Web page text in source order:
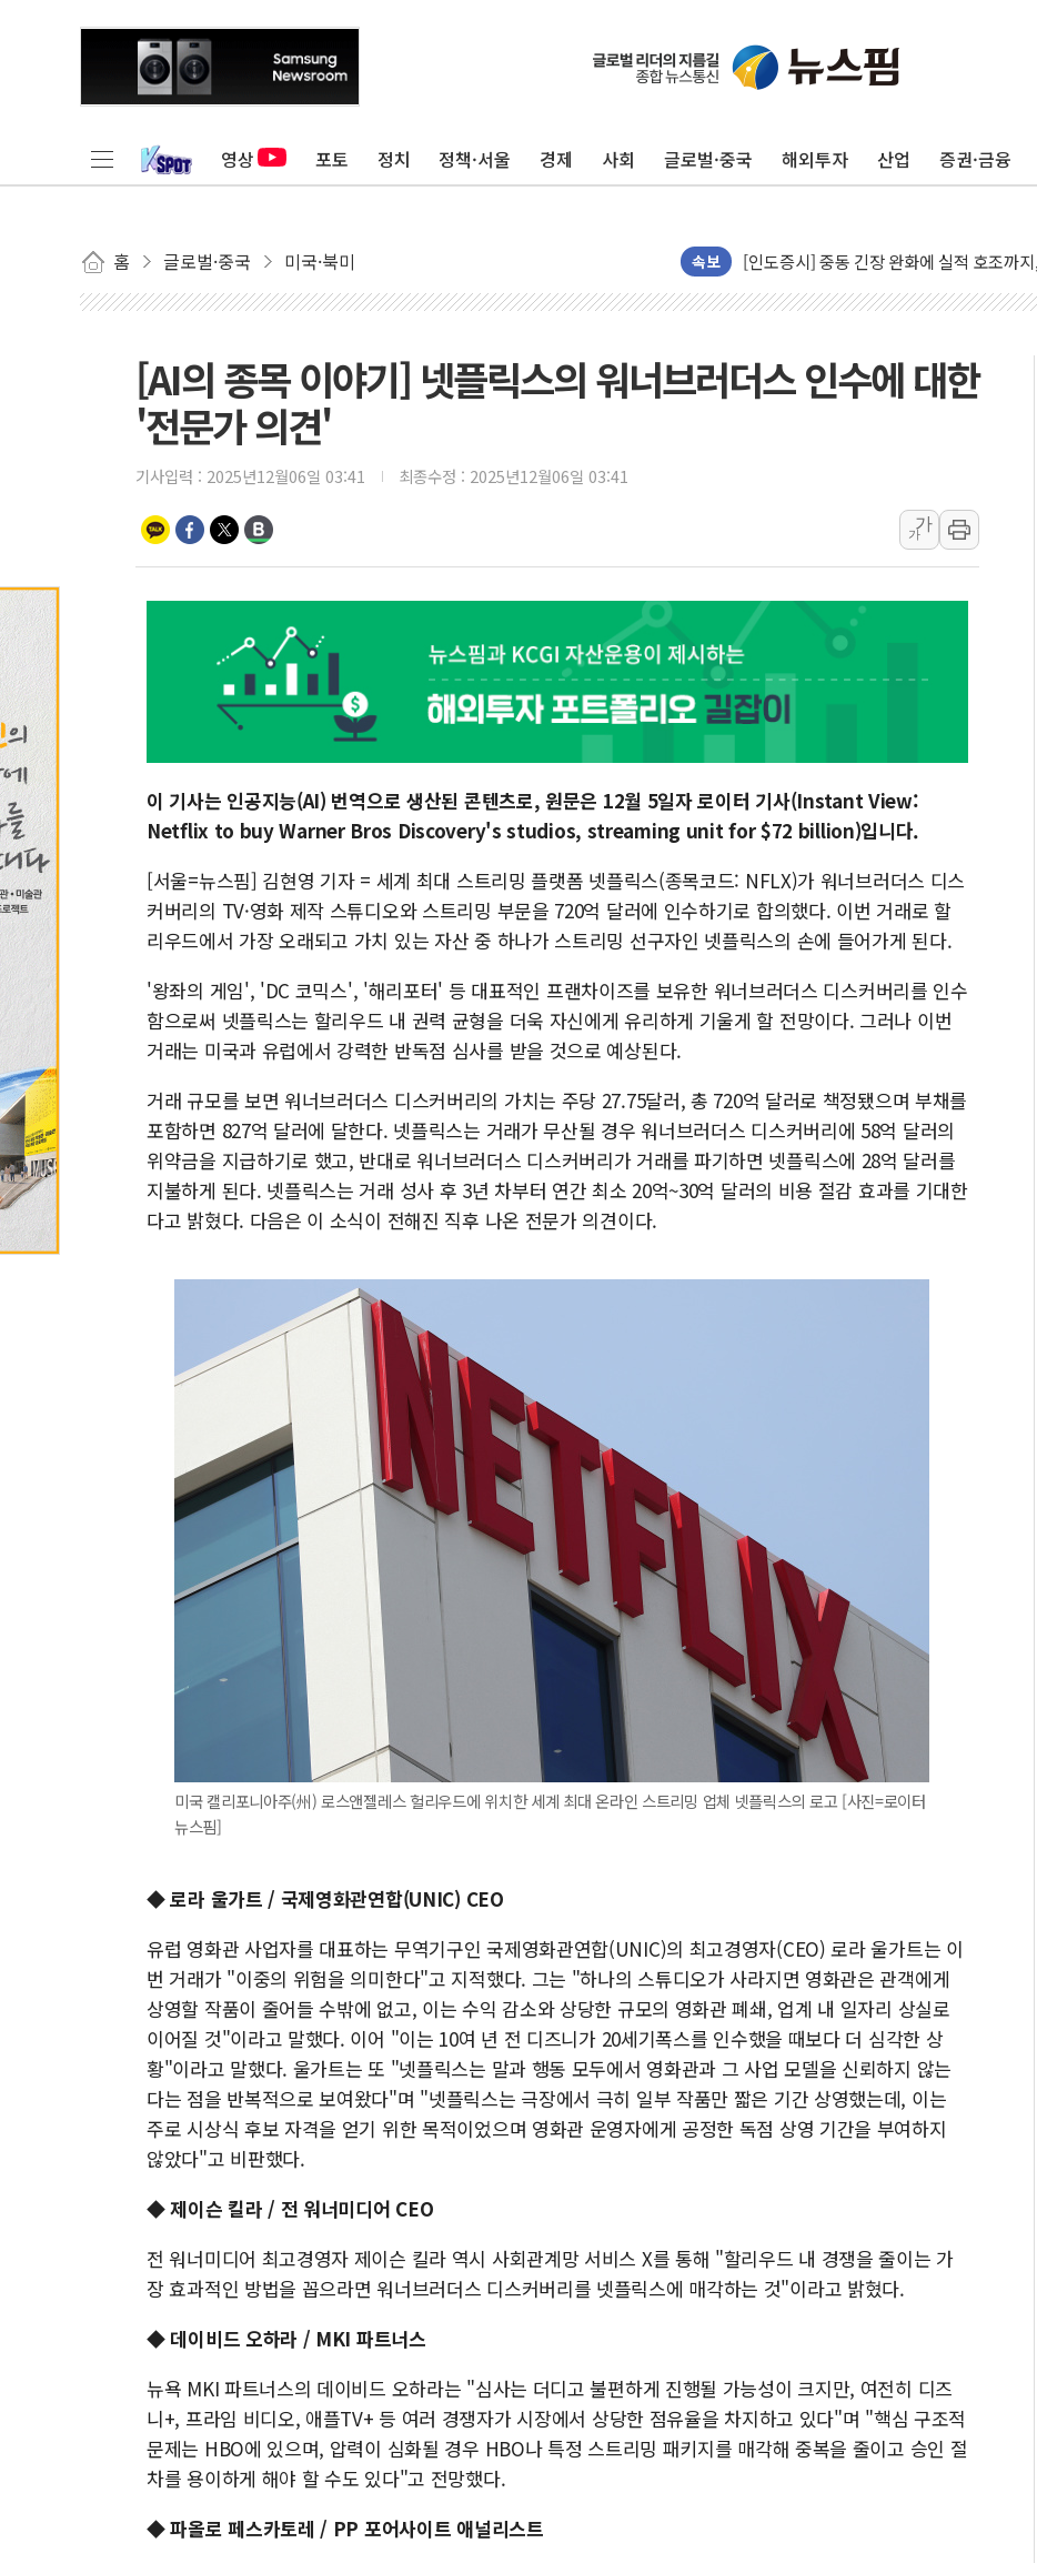
영상 포토 정치 정책·서울 경제 사회 글로벌·중국 해외투자 산업 증권·금융
홈 글로벌·중국 미국·북미 속보
구광모, 내주 실리콘밸리서 젠슨 황 재회…
뉴욕증시 개장 전 특징주...모더나·아이
뉴욕증시 프리뷰, 미 주가선물 AI주 차익
청와대, 북한 단거리 탄도미사일 발사에 긴
[인도증시] 중동 긴장 완화에 실적 호조까
러, 1인칭시점 드론으로 우크라 민간인 '
'월가의 황제' 다이먼 "금융시장 레버리지
양주 섬유염색공장서 화재 1명 중상…대응
김정관 산업부 장관 "주 52시간 손봐야,
해군 1함대 창설 80주년…지역과 함께하
[3보] 북, 원산서 동해로 단거리 탄도미사
우크라 드론 전술, 중남미 콜롬비아에 새
동해해경, 독도 해상서 부유물 감긴 어선 구조
주한미군 "오산기지 누출, 백린 아닌 무해
구미 폐염산처리업체서 불 2시간30여분만
해군과 함께하는 '불금전파, 송정' 시즌2
강원도 폭염특보 11일째…온열질환·가축
[AI의 종목 이야기] 넷플릭스의 워너브러더스 인수에 대한
'전문가 의견'
기사입력 : 2025년12월06일 03:41 최종수정 : 2025년12월06일 03:41
가
가
이 기사는 인공지능(AI) 번역으로 생산된 콘텐츠로, 원문은 12월 5일자 로이터 기사(Instant View:
Netflix to buy Warner Bros Discovery's studios, streaming unit for $72 billion)입니다.
[서울=뉴스핌] 김현영 기자 = 세계 최대 스트리밍 플랫폼 넷플릭스(종목코드: NFLX)가 워너브러더스 디스
커버리의 TV·영화 제작 스튜디오와 스트리밍 부문을 720억 달러에 인수하기로 합의했다. 이번 거래로 할
리우드에서 가장 오래되고 가치 있는 자산 중 하나가 스트리밍 선구자인 넷플릭스의 손에 들어가게 된다.
'왕좌의 게임', 'DC 코믹스', '해리포터' 등 대표적인 프랜차이즈를 보유한 워너브러더스 디스커버리를 인수
함으로써 넷플릭스는 할리우드 내 권력 균형을 더욱 자신에게 유리하게 기울게 할 전망이다. 그러나 이번
거래는 미국과 유럽에서 강력한 반독점 심사를 받을 것으로 예상된다.
거래 규모를 보면 워너브러더스 디스커버리의 가치는 주당 27.75달러, 총 720억 달러로 책정됐으며 부채를
포함하면 827억 달러에 달한다. 넷플릭스는 거래가 무산될 경우 워너브러더스 디스커버리에 58억 달러의
위약금을 지급하기로 했고, 반대로 워너브러더스 디스커버리가 거래를 파기하면 넷플릭스에 28억 달러를
지불하게 된다. 넷플릭스는 거래 성사 후 3년 차부터 연간 최소 20억~30억 달러의 비용 절감 효과를 기대한
다고 밝혔다. 다음은 이 소식이 전해진 직후 나온 전문가 의견이다.
미국 캘리포니아주(州) 로스앤젤레스 헐리우드에 위치한 세계 최대 온라인 스트리밍 업체 넷플릭스의 로고 [사진=로이터
뉴스핌]
◆ 로라 울가트 / 국제영화관연합(UNIC) CEO
유럽 영화관 사업자를 대표하는 무역기구인 국제영화관연합(UNIC)의 최고경영자(CEO) 로라 울가트는 이
번 거래가 "이중의 위험을 의미한다"고 지적했다. 그는 "하나의 스튜디오가 사라지면 영화관은 관객에게
상영할 작품이 줄어들 수밖에 없고, 이는 수익 감소와 상당한 규모의 영화관 폐쇄, 업계 내 일자리 상실로
이어질 것"이라고 말했다. 이어 "이는 10여 년 전 디즈니가 20세기폭스를 인수했을 때보다 더 심각한 상
황"이라고 말했다. 울가트는 또 "넷플릭스는 말과 행동 모두에서 영화관과 그 사업 모델을 신뢰하지 않는
다는 점을 반복적으로 보여왔다"며 "넷플릭스는 극장에서 극히 일부 작품만 짧은 기간 상영했는데, 이는
주로 시상식 후보 자격을 얻기 위한 목적이었으며 영화관 운영자에게 공정한 독점 상영 기간을 부여하지
않았다"고 비판했다.
◆ 제이슨 킬라 / 전 워너미디어 CEO
전 워너미디어 최고경영자 제이슨 킬라 역시 사회관계망 서비스 X를 통해 "할리우드 내 경쟁을 줄이는 가
장 효과적인 방법을 꼽으라면 워너브러더스 디스커버리를 넷플릭스에 매각하는 것"이라고 밝혔다.
◆ 데이비드 오하라 / MKI 파트너스
뉴욕 MKI 파트너스의 데이비드 오하라는 "심사는 더디고 불편하게 진행될 가능성이 크지만, 여전히 디즈
니+, 프라임 비디오, 애플TV+ 등 여러 경쟁자가 시장에서 상당한 점유율을 차지하고 있다"며 "핵심 구조적
문제는 HBO에 있으며, 압력이 심화될 경우 HBO나 특정 스트리밍 패키지를 매각해 중복을 줄이고 승인 절
차를 용이하게 해야 할 수도 있다"고 전망했다.
◆ 파올로 페스카토레 / PP 포어사이트 애널리스트